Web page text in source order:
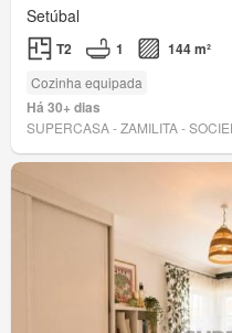
Setúbal
T2 1 144 m²
Cozinha equipada
Há 30+ dias
SUPERCASA - ZAMILITA -